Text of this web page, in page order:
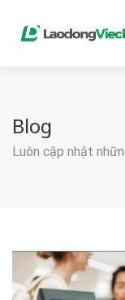
Blog
Luôn cập nhật